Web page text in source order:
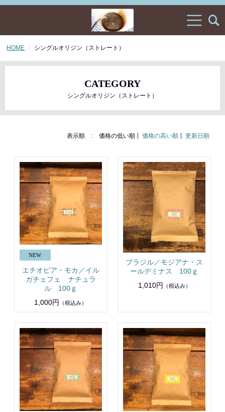
HOME シングルオリジン（ストレート）
CATEGORY
シングルオリジン（ストレート）
表示順 : 価格の低い順 価格の高い順 更新日順
エチオピア・モカ／イル
ガチェフェ ナチュラ
ル 100ｇ
1,000円
（税込み）
ブラジル／モジアナ・ス
ールデミナス 100ｇ
1,010円
（税込み）